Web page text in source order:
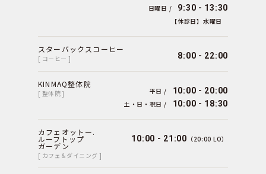
日曜日 / 9:30 - 13:30
【休診日】水曜日
スターバックスコーヒー
[ コーヒー ] 8:00 - 22:00
KINMAQ整体院
[ 整体院 ] 平日 / 10:00 - 20:00
土・日・祝日 / 10:00 - 18:30
カフェオットー.
ルーフトップ
ガーデン
[ カフェ＆ダイニング ]
10:00 - 21:00 （20:00 LO）